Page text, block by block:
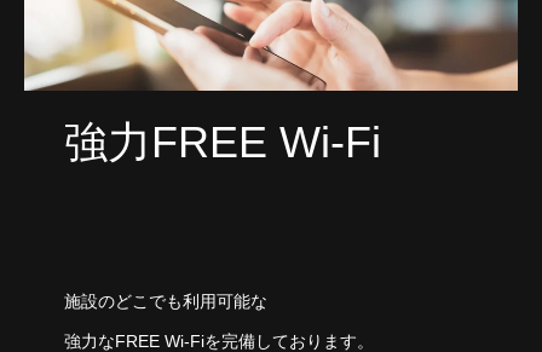
強力FREE Wi-Fi
施設のどこでも利用可能な
強力なFREE Wi-Fiを完備しております。